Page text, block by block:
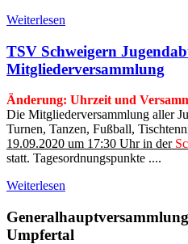
Weiterlesen
TSV Schweigern
Mitgliederversammlung
Änderung: Uhrzeit und
Die Mitgliederversammlung aller
Turnen, Tanzen, Fußball,
19.09.2020 um 17:30 Uhr in der
statt. Tagesordnungspunkte ....
Weiterlesen
Umpfertal